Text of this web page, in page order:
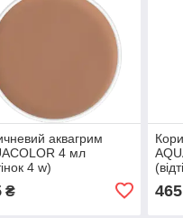
аквагрим
4 мл
4 w)
₴ 465